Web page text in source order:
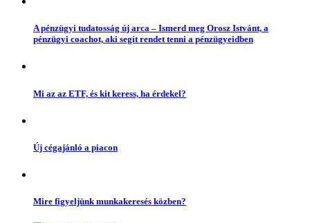
A pénzügyi tudatosság új arca – Ismerd meg Orosz Istvánt, a
pénzügyi coachot, aki segít rendet tenni a pénzügyeidben
Mi az az ETF, és kit keress, ha érdekel?
Új cégajánló a piacon
Mire figyeljünk munkakeresés közben?